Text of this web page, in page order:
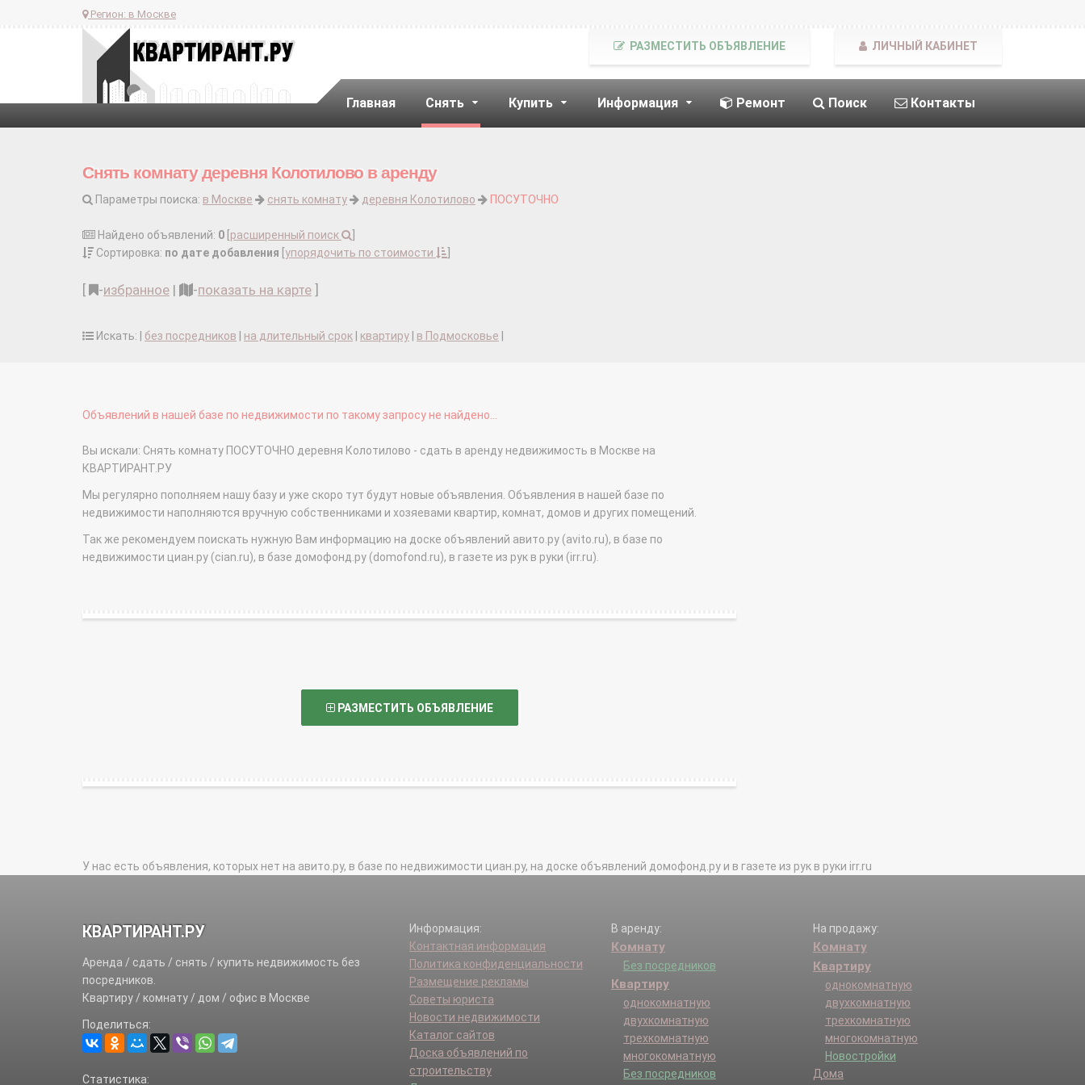
Регион: в Москве
Главная Снять Купить Информация Ремонт Поиск Контакты
РАЗМЕСТИТЬ ОБЪЯВЛЕНИЕ ЛИЧНЫЙ КАБИНЕТ
Снять комнату деревня Колотилово в аренду
Параметры поиска: в Москве снять комнату деревня Колотилово ПОСУТОЧНО
Найдено объявлений: 0 расширенный поиск
Сортировка: по дате добавления упорядочить по стоимости
-избранное | -показать на карте
Искать: | без посредников на длительный срок квартиру в Подмосковье
Объявлений в нашей базе по недвижимости по такому запросу не найдено...
Вы искали: Снять комнату ПОСУТОЧНО деревня Колотилово - сдать в аренду недвижимость в Москве на
КВАРТИРАНТ.РУ
Мы регулярно пополняем нашу базу и уже скоро тут будут новые объявления. Объявления в нашей базе по
недвижимости наполняются вручную собственниками и хозяевами квартир, комнат, домов и других помещений.
Так же рекомендуем поискать нужную Вам информацию на доске объявлений авито.ру (avito.ru), в базе по
недвижимости циан.ру (cian.ru), в базе домофонд.ру (domofond.ru), в газете из рук в руки (irr.ru).
РАЗМЕСТИТЬ ОБЪЯВЛЕНИЕ
У нас есть объявления, которых нет на авито.ру, в базе по недвижимости циан.ру, на доске объявлений домофонд.ру и в газете из рук в руки irr.ru
КВАРТИРАНТ.РУ
Аренда / сдать / снять / купить недвижимость без
посредников.
Квартиру / комнату / дом / офис в Москве
Поделиться:
Статистика:
Информация:
Контактная информация
Политика конфиденциальности
Размещение рекламы
Советы юриста
Новости недвижимости
Каталог сайтов
Доска объявлений по
строительству
В аренду:
Комнату
Без посредников
Квартиру
однокомнатную
двухкомнатную
трехкомнатную
многокомнатную
Без посредников
На продажу:
Комнату
Квартиру
однокомнатную
двухкомнатную
трехкомнатную
многокомнатную
Новостройки
Дома